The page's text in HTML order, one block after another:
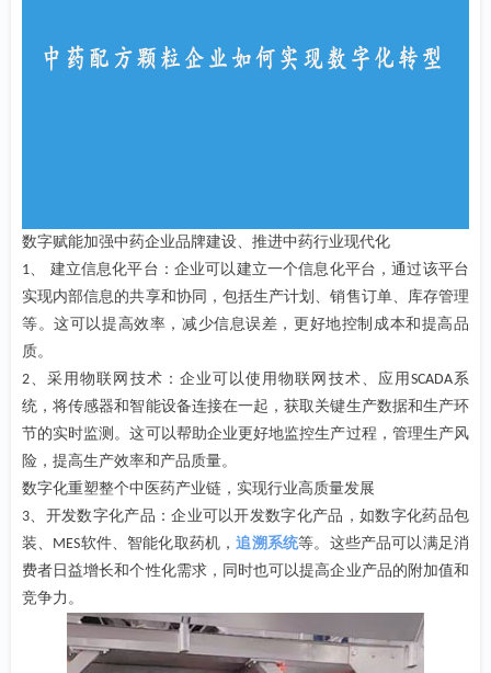
数字赋能加强中药企业品牌建设、推进中药行业现代化
1 、 建立信息化平台：企业可以建立一个信息化平台，通过该平台
实现内部信息的共享和协同，包括生产计划、销售订单、库存管理
等。这可以提高效率，减少信息误差，更好地控制成本和提高品
质。
2 、采用物联网技术：企业可以使用物联网技术、应用 SCADA系
统，将传感器和智能设备连接在一起，获取关键生产数据和生产环
节的实时监测。这可以帮助企业更好地监控生产过程，管理生产风
险，提高生产效率和产品质量。
数字化重塑整个中医药产业链，实现行业高质量发展
3 、开发数字化产品：企业可以开发数字化产品，如数字化药品包
装、
MES软件、智能化取药机，追溯系统等。这些产品可以满足消
费者日益增长和个性化需求，同时也可以提高企业产品的附加值和
竞争力。